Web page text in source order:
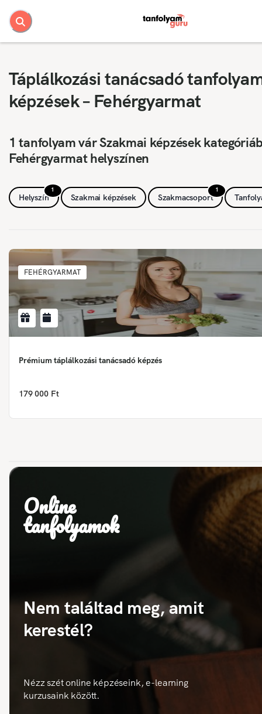
Táplálkozási tanácsadó
képzések – Fehérgyarmat
1 tanfolyam vár Szakmai képzések
Fehérgyarmat helyszínen
1
Helyszín Szakmai képzések
1
Szakmacsoport
FEHÉRGYARMAT
Prémium táplálkozási tanácsadó képzés
179 000 Ft
Online
tanfolyamok
Nem találtad meg, amit
kerestél?
Nézz szét online képzéseink, e-learning
kurzusaink között.